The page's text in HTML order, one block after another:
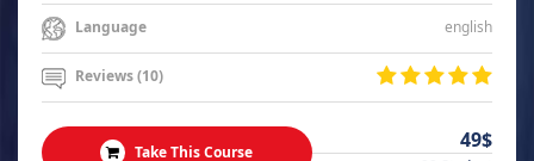
Language english
Reviews (10)
Take This Course 49$